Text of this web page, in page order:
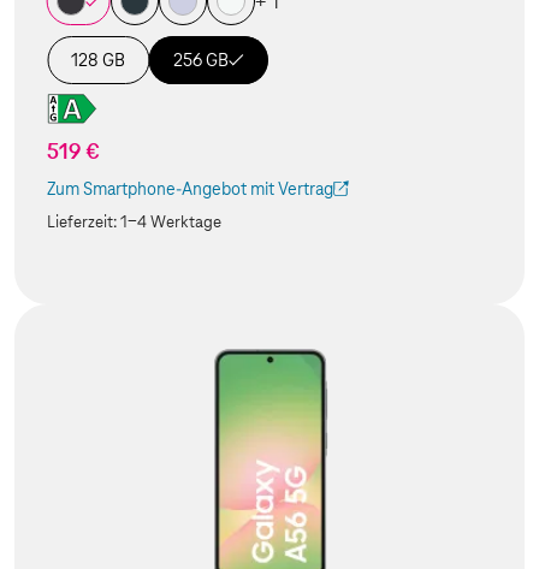
128 GB 256 GB
519 €
Zum Smartphone-Angebot mit Vertrag
(Der Link wird in einem neuen Tab geöffnet)
Lieferzeit:1-4 Werktage